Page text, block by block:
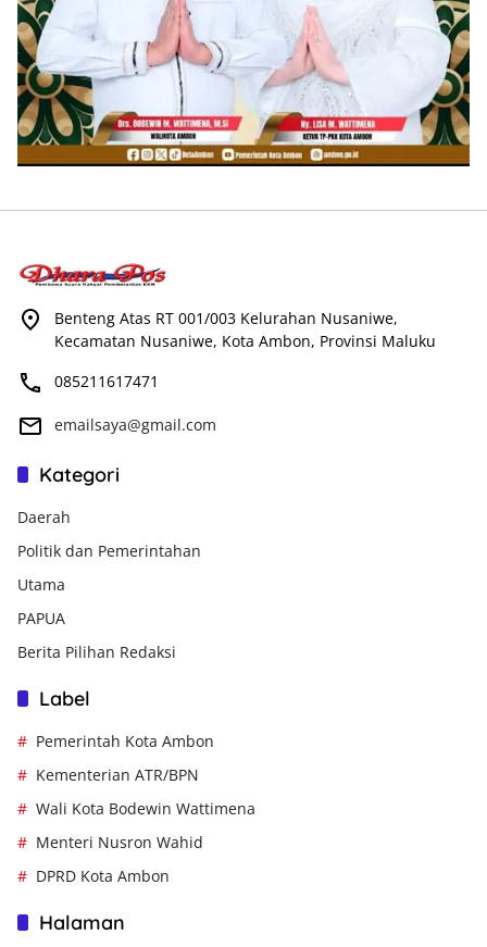
Benteng Atas RT 001/003 Kelurahan Nusaniwe,
Kecamatan Nusaniwe, Kota Ambon, Provinsi Maluku
085211617471
emailsaya@gmail.com
Kategori
Daerah
Politik dan Pemerintahan
Utama
PAPUA
Berita Pilihan Redaksi
Label
Pemerintah Kota Ambon
Kementerian ATR/BPN
Wali Kota Bodewin Wattimena
Menteri Nusron Wahid
DPRD Kota Ambon
Halaman